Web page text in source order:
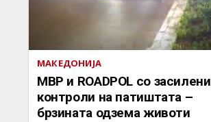
МАКЕДОНИЈА
МВР и ROADPOL со засилени
контроли на патиштата –
брзината одзема животи